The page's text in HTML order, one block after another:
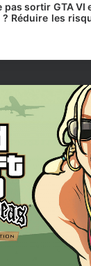
pas sortir GTA VI
? Réduire les